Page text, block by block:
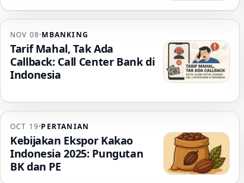
NOV 08·MBANKING
Tarif Mahal, Tak Ada
Callback: Call Center Bank di
Indonesia
OCT 19·PERTANIAN
Kebijakan Ekspor Kakao
Indonesia 2025: Pungutan
BK dan PE